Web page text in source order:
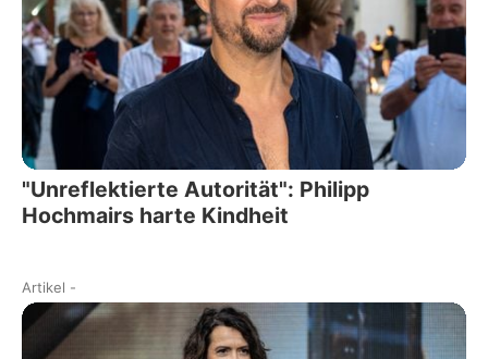
"Unreflektierte Autorität": Philipp
Hochmairs harte Kindheit
Artikel -